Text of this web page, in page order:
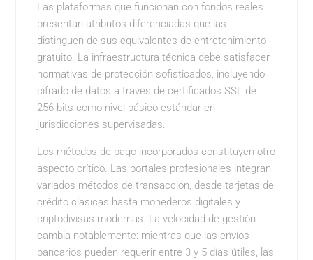
Las plataformas que funcionan con fondos reales
presentan atributos diferenciadas que las
distinguen de sus equivalentes de entretenimiento
gratuito. La infraestructura técnica debe satisfacer
normativas de protección sofisticados, incluyendo
cifrado de datos a través de certificados SSL de
256 bits como nivel básico estándar en
jurisdicciones supervisadas.
Los métodos de pago incorporados constituyen otro
aspecto crítico. Las portales profesionales integran
variados métodos de transacción, desde tarjetas de
crédito clásicas hasta monederos digitales y
criptodivisas modernas. La velocidad de gestión
cambia notablemente: mientras que las envíos
bancarios pueden requerir entre 3 y 5 días útiles, las